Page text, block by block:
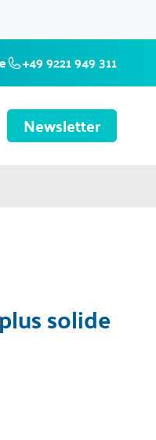
+49 9221 949 311
Newsletter
solide